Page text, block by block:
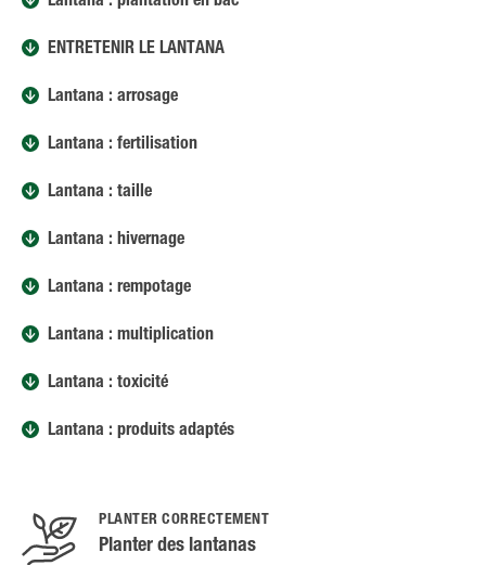
ENTRETENIR LE LANTANA
Lantana : arrosage
Lantana : fertilisation
Lantana : taille
Lantana : hivernage
Lantana : rempotage
Lantana : multiplication
Lantana : toxicité
Lantana : produits adaptés
PLANTER CORRECTEMENT
Planter des lantanas